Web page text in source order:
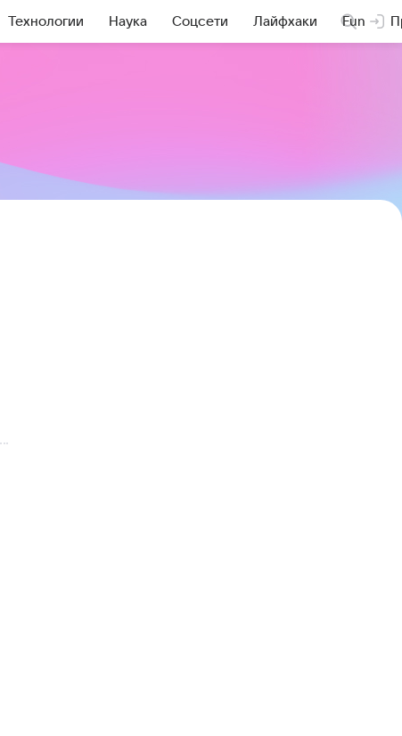
Технологии Наука Соцсети Лайфхаки Fun